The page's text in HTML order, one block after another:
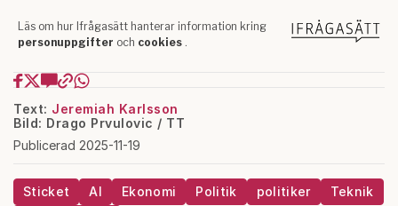
Text: Jeremiah Karlsson
Bild: Drago Prvulovic / TT
Publicerad 2025-11-19
Sticket AI Ekonomi Politik politiker
Teknik